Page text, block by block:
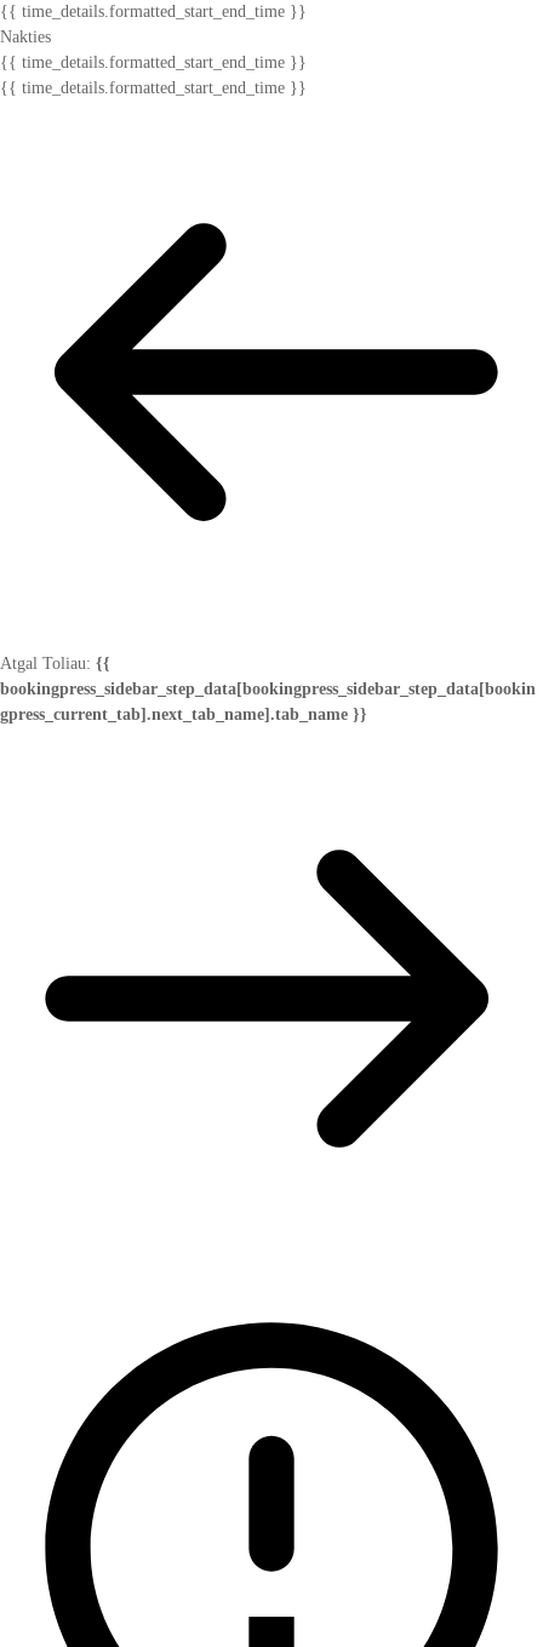
{{ time_details.formatted_start_end_time }}
Nakties
{{ time_details.formatted_start_end_time }}
{{ time_details.formatted_start_end_time }}
Atgal Toliau: {{
bookingpress_sidebar_step_data[bookingpress_sidebar_step_data[bookin
gpress_current_tab].next_tab_name].tab_name }}